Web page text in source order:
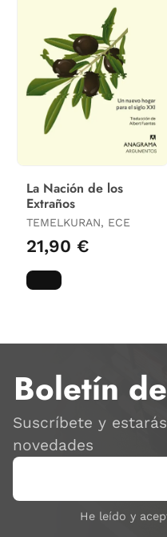
La Nación de los
Extraños
TEMELKURAN, ECE
21,90 €
Boletín
Suscríbete y
novedades
He leído y